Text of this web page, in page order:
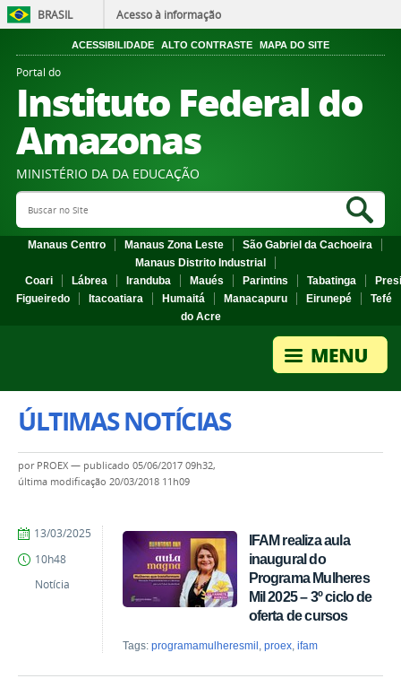
BRASIL Acesso à informação
ACESSIBILIDADE ALTO CONTRASTE MAPA DO SITE
Portal do
Instituto Federal do
Amazonas
MINISTÉRIO DA DA EDUCAÇÃO
Search Site
Manaus Centro Manaus Zona Leste
São Gabriel da Cachoeira
Manaus Distrito Industrial
Coari
Lábrea Iranduba Maués Parintins Tabatinga
Figueiredo
Itacoatiara Humaitá Manacapuru Eirunepé
Tefé
do Acre
ÚLTIMAS NOTÍCIAS
por PROEX — publicado 05/06/2017 09h32,
última modificação 20/03/2018 11h09
IFAM realiza aula
inaugural do
Programa Mulheres
Mil 2025 – 3º ciclo de
oferta de cursos
Tags:programamulheresmil ,proex,ifam
por
publicado
13/03/2025
10h48
Notícia